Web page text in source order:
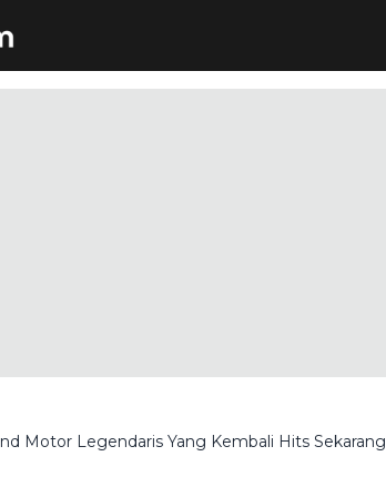
Motor Legendaris Yang Kembali Hits Sekarang